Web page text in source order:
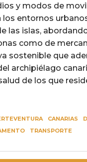
y modos de
los entornos
las islas,
como de
sostenible que
archipiélago
de los que
CANARIAS
TRANSPORTE